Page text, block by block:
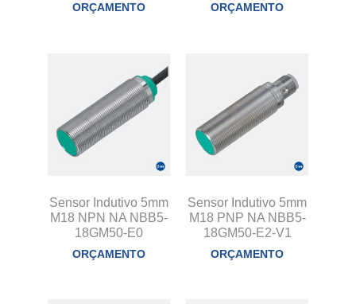
ORÇAMENTO ORÇAMENTO
Sensor Indutivo 5mm
M18 NPN NA NBB5-
18GM50-E0
ORÇAMENTO
Sensor Indutivo 5mm
M18 PNP NA NBB5-
18GM50-E2-V1
ORÇAMENTO